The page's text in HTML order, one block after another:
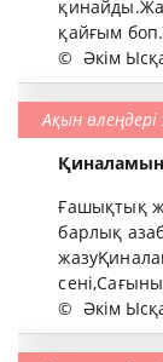
қайғым
© Әкім
Ақын
Ғашықтық
барлық
© Әкім